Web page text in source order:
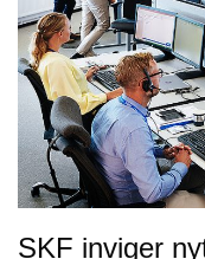
SKF inviger